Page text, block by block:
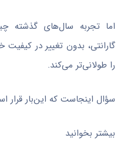
اما تجربه سال‌های گذشته
گارانتی، بدون تغییر در
را طولانی‌تر می‌کند.
سؤال اینجاست که این‌بار قرار
بیشتر بخوانید